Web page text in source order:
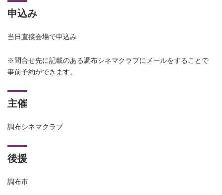
申込み
当日直接会場で申込み
※問合せ先に記載のある調布シネマクラブにメールをすることで
事前予約ができます。
主催
調布シネマクラブ
後援
調布市